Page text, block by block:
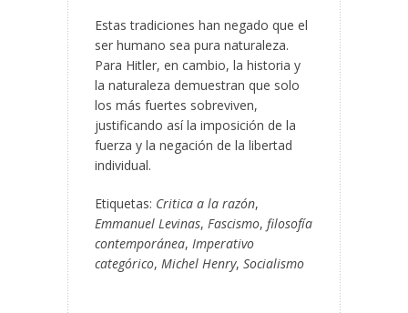
Estas tradiciones han negado que el
ser humano sea pura naturaleza.
Para Hitler, en cambio, la historia y
la naturaleza demuestran que solo
los más fuertes sobreviven,
justificando así la imposición de la
fuerza y la negación de la libertad
individual.
Etiquetas: Critica a la razón,
Emmanuel Levinas, Fascismo, filosofía
contemporánea, Imperativo
categórico, Michel Henry, Socialismo